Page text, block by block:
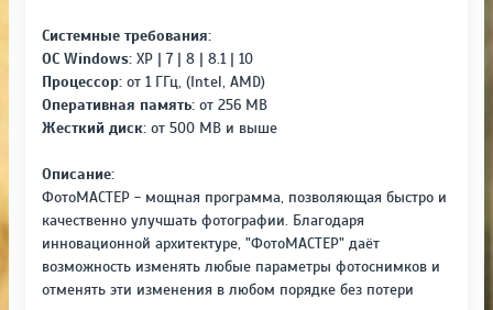
Системные требования:
OC Windows: XP | 7 | 8 | 8.1 | 10
Процессор: от 1 ГГц, (Intel, AMD)
Оперативная память: от 256 MB
Жесткий диск: от 500 MB и выше
Описание:
ФотоМАСТЕР - мощная программа, позволяющая быстро и
качественно улучшать фотографии. Благодаря
инновационной архитектуре, "ФотоМАСТЕР" даёт
возможность изменять любые параметры фотоснимков и
отменять эти изменения в любом порядке без потери